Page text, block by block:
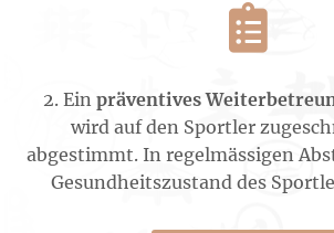

2. Ein präventives
wird auf den Sportler
abgestimmt. In regelmässigen
Gesundheitszustand des